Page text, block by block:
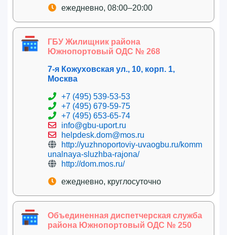
ежедневно, 08:00–20:00
ГБУ Жилищник района
Южнопортовый ОДС № 268
7-я Кожуховская ул., 10, корп. 1,
Москва
+7 (495) 539-53-53
+7 (495) 679-59-75
+7 (495) 653-65-74
info@gbu-uport.ru
helpdesk.dom@mos.ru
http://yuzhnoportoviy-uvaogbu.ru/komm
unalnaya-sluzhba-rajona/
http://dom.mos.ru/
ежедневно, круглосуточно
Объединенная диспетчерская служба
района Южнопортовый ОДС № 250